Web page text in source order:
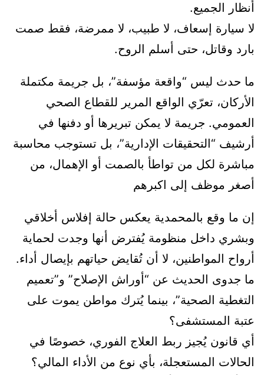
أنظار الجميع.
لا سيارة إسعاف، لا طبيب، لا ممرضة، فقط صمت
بارد وقاتل، حتى أسلم الروح.
ما حدث ليس “واقعة مؤسفة”، بل جريمة مكتملة
الأركان، تعرّي الواقع المرير للقطاع الصحي
العمومي. جريمة لا يمكن تبريرها أو دفنها في
أرشيف “التحقيقات الإدارية”، بل تستوجب محاسبة
مباشرة لكل من تواطأ بالصمت أو الإهمال، من
أصغر موظف إلى اكبرهم
إن ما وقع بالمحمدية يعكس حالة إفلاس أخلاقي
وبشري داخل منظومة يُفترض أنها وجدت لحماية
أرواح المواطنين، لا أن تُقايض حياتهم بإيصال أداء.
ما جدوى الحديث عن “أوراش الإصلاح” و”تعميم
التغطية الصحية”، بينما يُترك مواطن يموت على
عتبة المستشفى؟
أي قانون يُجيز ربط العلاج الفوري، خصوصًا في
الحالات المستعجلة، بأي نوع من الأداء المالي؟